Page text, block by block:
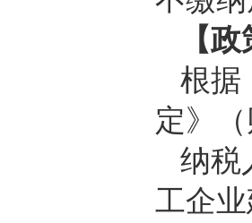
【
根据
定》
纳税
工企